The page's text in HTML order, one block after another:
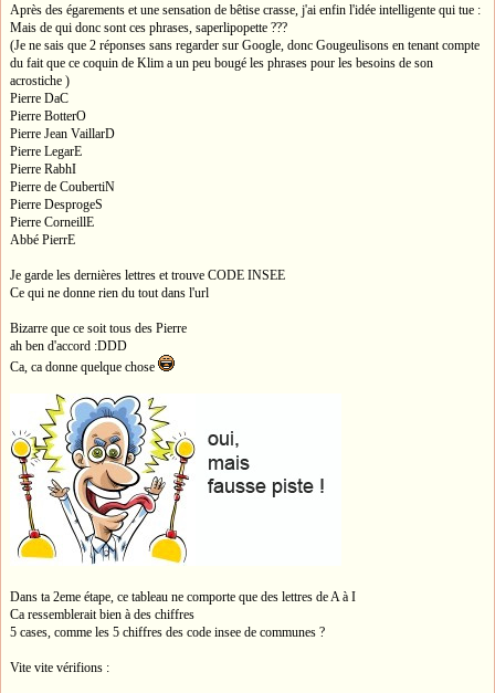
Après des égarements et une sensation de bêtise crasse, j'ai enfin l'idée intelligente qui tue :
Mais de qui donc sont ces phrases, saperlipopette ???
(Je ne sais que 2 réponses sans regarder sur Google, donc Gougeulisons en tenant compte
du fait que ce coquin de Klim a un peu bougé les phrases pour les besoins de son
acrostiche )
Pierre DaC
Pierre BotterO
Pierre Jean VaillarD
Pierre LegarE
Pierre RabhI
Pierre de CoubertiN
Pierre DesprogeS
Pierre CorneillE
Abbé PierrE
Je garde les dernières lettres et trouve CODE INSEE
Ce qui ne donne rien du tout dans l'url
Bizarre que ce soit tous des Pierre
ah ben d'accord :DDD
Ca, ca donne quelque chose
Dans ta 2eme étape, ce tableau ne comporte que des lettres de A à I
Ca ressemblerait bien à des chiffres
5 cases, comme les 5 chiffres des code insee de communes ?
Vite vite vérifions :